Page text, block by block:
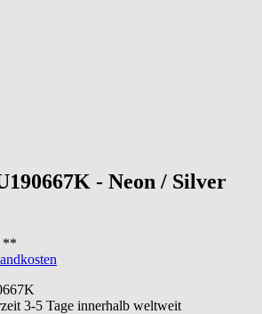
- Neon / Silver
**
3-5 Tage innerhalb weltweit